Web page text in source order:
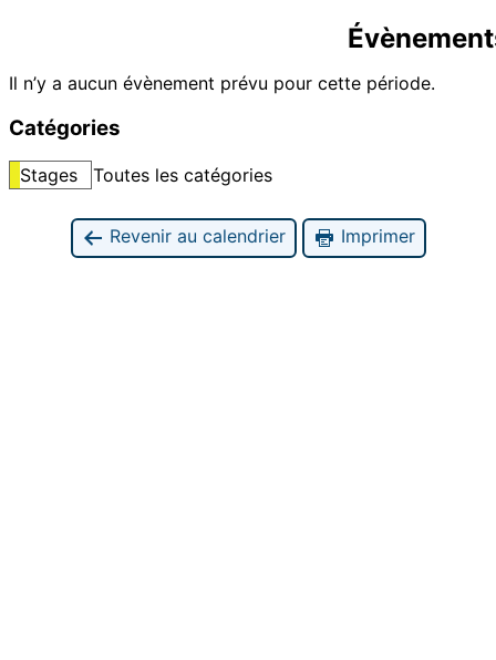
Il n’y a aucun évènement prévu pour cette période.
Catégories
Stages Toutes les catégories
Revenir au calendrier Imprimer